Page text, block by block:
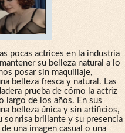
pocas actrices en la industria
su belleza natural a lo
posar sin maquillaje,
belleza fresca y natural. Las
prueba de cómo la actriz
largo de los años. En sus
belleza única y sin artificios,
sonrisa brillante y su presencia
una imagen casual o una